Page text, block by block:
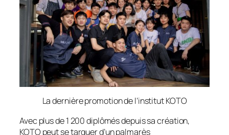
La dernière promotion de l’institut KOTO
Avec plus de 1 200 diplômés depuis sa création,
KOTO peut se targuer d’un palmarès